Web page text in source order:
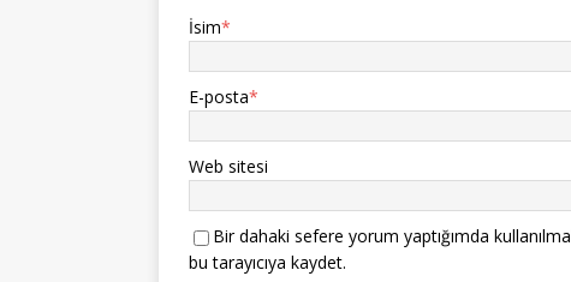
İsim*
E-posta*
Web sitesi
Bir dahaki sefere yorum yaptığımda
bu tarayıcıya kaydet.